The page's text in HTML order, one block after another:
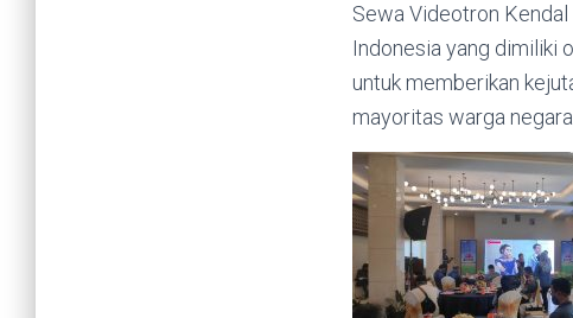
Sewa Videotron Kendal
Indonesia yang dimiliki
untuk memberikan
mayoritas warga